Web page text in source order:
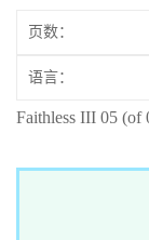
页数：
语言：
Faithless III 05